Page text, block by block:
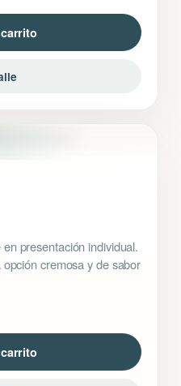
presentación individual.
cremosa y de sabor